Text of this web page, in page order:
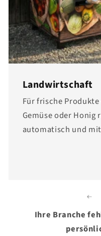
Landwirtschaft
Für frische
Gemüse oder Honig
automatisch und
Ihre Branche